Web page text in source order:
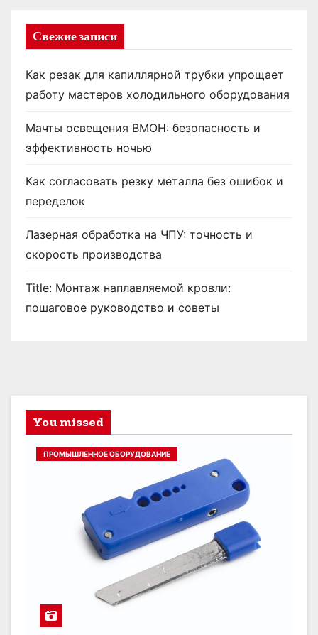
Свежие записи
Как резак для капиллярной трубки упрощает
работу мастеров холодильного оборудования
Мачты освещения ВМОН: безопасность и
эффективность ночью
Как согласовать резку металла без ошибок и
переделок
Лазерная обработка на ЧПУ: точность и
скорость производства
Title: Монтаж наплавляемой кровли:
пошаговое руководство и советы
You missed
ПРОМЫШЛЕННОЕ ОБОРУДОВАНИЕ